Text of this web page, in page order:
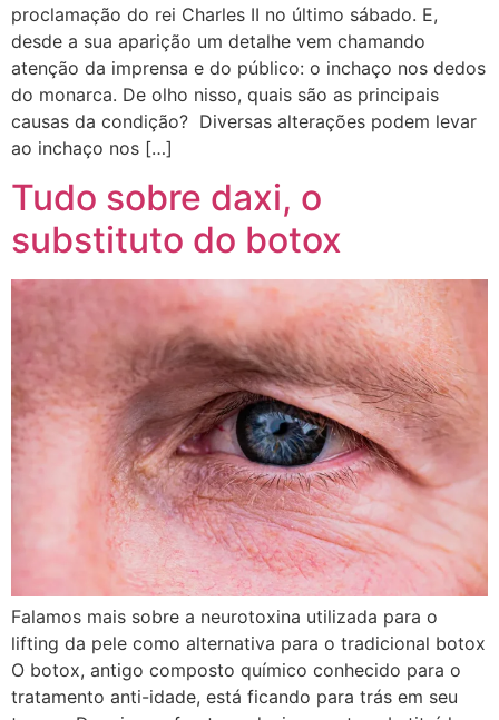
proclamação do rei Charles II no último sábado. E,
desde a sua aparição um detalhe vem chamando
atenção da imprensa e do público: o inchaço nos dedos
do monarca. De olho nisso, quais são as principais
causas da condição? Diversas alterações podem levar
ao inchaço nos […]
Tudo sobre daxi, o
substituto do botox
Falamos mais sobre a neurotoxina utilizada para o
lifting da pele como alternativa para o tradicional botox
O botox, antigo composto químico conhecido para o
tratamento anti-idade, está ficando para trás em seu